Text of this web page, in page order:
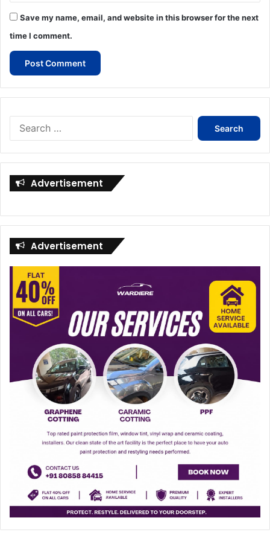
Save my name, email, and website in this browser for the next
time I comment.
Search
Advertisement
Advertisement